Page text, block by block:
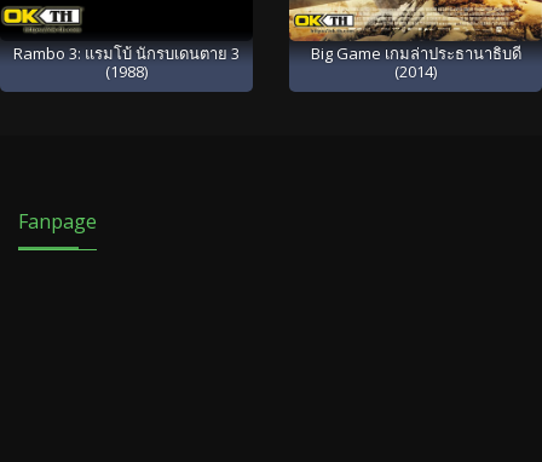
Rambo 3: แรมโบ้ นักรบเดนตาย 3
(1988)
Big Game เกมล่าประธานาธิบดี
(2014)
Fanpage